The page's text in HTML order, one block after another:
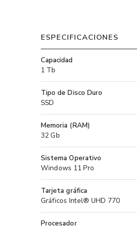
ESPECIFICACIONES
Capacidad
1 Tb
Tipo de Disco Duro
SSD
Memoria (RAM)
32 Gb
Sistema Operativo
Windows 11 Pro
Tarjeta gráfica
Gráficos Intel® UHD 770
Procesador